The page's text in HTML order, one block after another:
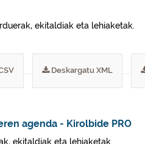
ekitaldiak eta lehiaketak.
Deskargatu XML
agenda - Kirolbide PRO
ekitaldiak eta lehiaketak.